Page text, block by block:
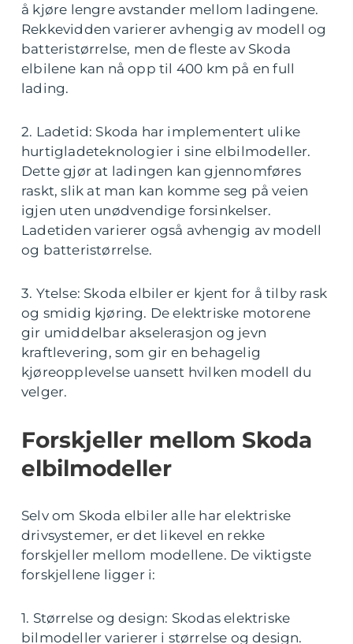
å kjøre lengre avstander mellom ladingene.
Rekkevidden varierer avhengig av modell og
batteristørrelse, men de fleste av Skoda
elbilene kan nå opp til 400 km på en full
lading.
2. Ladetid: Skoda har implementert ulike
hurtigladeteknologier i sine elbilmodeller.
Dette gjør at ladingen kan gjennomføres
raskt, slik at man kan komme seg på veien
igjen uten unødvendige forsinkelser.
Ladetiden varierer også avhengig av modell
og batteristørrelse.
3. Ytelse: Skoda elbiler er kjent for å tilby rask
og smidig kjøring. De elektriske motorene
gir umiddelbar akselerasjon og jevn
kraftlevering, som gir en behagelig
kjøreopplevelse uansett hvilken modell du
velger.
Forskjeller mellom Skoda
elbilmodeller
Selv om Skoda elbiler alle har elektriske
drivsystemer, er det likevel en rekke
forskjeller mellom modellene. De viktigste
forskjellene ligger i:
1. Størrelse og design: Skodas elektriske
bilmodeller varierer i størrelse og design.